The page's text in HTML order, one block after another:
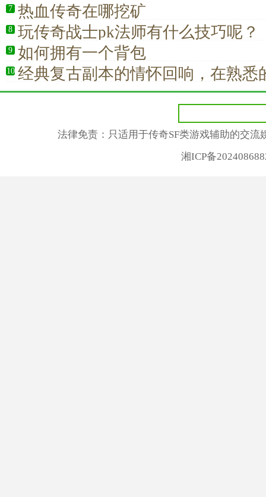
7 热血传奇在哪挖矿
8 玩传奇战士pk法师有什么技巧呢？
9 如何拥有一个背包
10 经典复古副本的情怀回响，在熟悉
拾热血青春
法律免责：只适用于传奇SF类游戏辅助的交
湘ICP备